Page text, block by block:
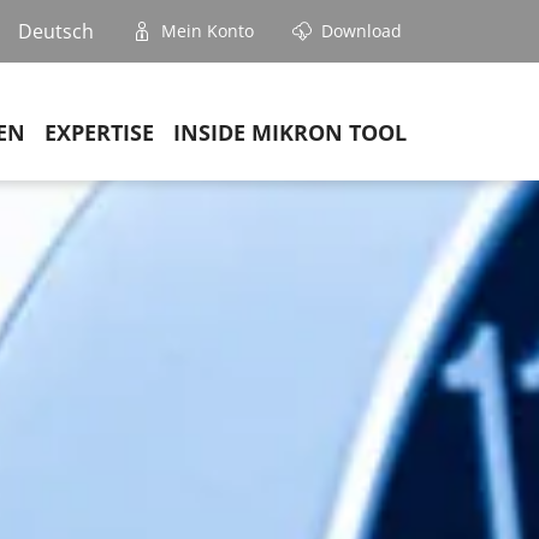
Deutsch Mein Konto Download
EXPERTISE INSIDE MIKRON TOOL